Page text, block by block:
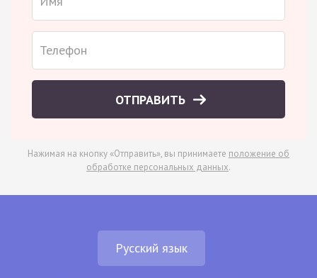
ОТПРАВИТЬ
Нажимая на кнопку «Отправить», вы принимаете положение об
обработке персональных данных.
Русский язык